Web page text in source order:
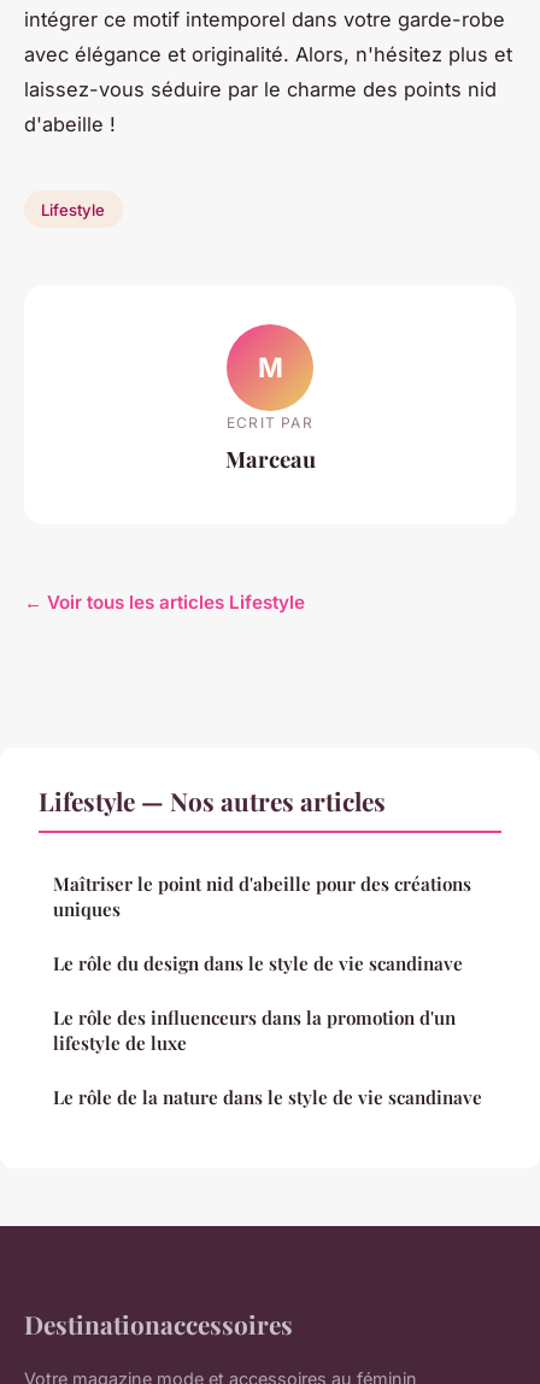
intégrer ce motif intemporel dans votre garde-robe
avec élégance et originalité. Alors, n'hésitez plus et
laissez-vous séduire par le charme des points nid
d'abeille !
Lifestyle
M
ECRIT PAR
Marceau
← Voir tous les articles Lifestyle
Lifestyle — Nos autres articles
Maîtriser le point nid d'abeille pour des créations
uniques
Le rôle du design dans le style de vie scandinave
Le rôle des influenceurs dans la promotion d'un
lifestyle de luxe
Le rôle de la nature dans le style de vie scandinave
Destinationaccessoires
Votre magazine mode et accessoires au féminin